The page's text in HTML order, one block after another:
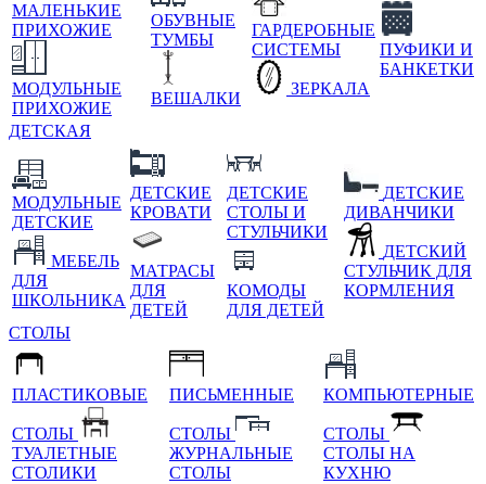
МАЛЕНЬКИЕ
ПРИХОЖИЕ
МОДУЛЬНЫЕ
ПРИХОЖИЕ
ОБУВНЫЕ
ТУМБЫ
ВЕШАЛКИ
ГАРДЕРОБНЫЕ
СИСТЕМЫ
ЗЕРКАЛА
ПУФИКИ И
БАНКЕТКИ
ДЕТСКАЯ
МОДУЛЬНЫЕ
ДЕТСКИЕ
МЕБЕЛЬ
ДЛЯ
ШКОЛЬНИКА
ДЕТСКИЕ
КРОВАТИ
МАТРАСЫ
ДЛЯ
ДЕТЕЙ
ДЕТСКИЕ
СТОЛЫ И
СТУЛЬЧИКИ
КОМОДЫ
ДЛЯ ДЕТЕЙ
ДЕТСКИЕ
ДИВАНЧИКИ
ДЕТСКИЙ
СТУЛЬЧИК ДЛЯ
КОРМЛЕНИЯ
СТОЛЫ
ПЛАСТИКОВЫЕ
СТОЛЫ
ТУАЛЕТНЫЕ
СТОЛИКИ
ПИСЬМЕННЫЕ
СТОЛЫ
ЖУРНАЛЬНЫЕ
СТОЛЫ
КОМПЬЮТЕРНЫЕ
СТОЛЫ
СТОЛЫ НА
КУХНЮ